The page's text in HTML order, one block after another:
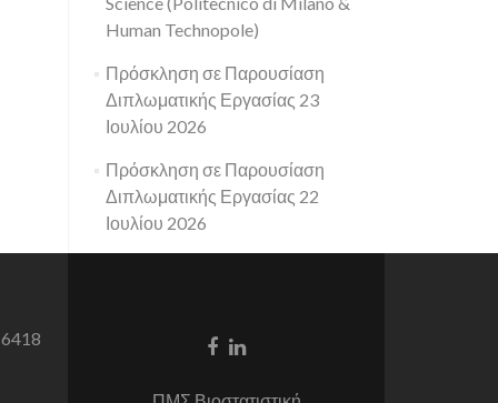
Human Technopole)
Πρόσκληση σε Παρουσίαση
Διπλωματικής Εργασίας 23
Ιουλίου 2026
Πρόσκληση σε Παρουσίαση
Διπλωματικής Εργασίας 22
Ιουλίου 2026
Facebook
Linkedin